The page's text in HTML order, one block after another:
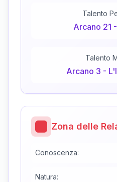
Talento
Arcano 21 -
Talento
Arcano 3 -
Zona delle
Conoscenza:
Natura: